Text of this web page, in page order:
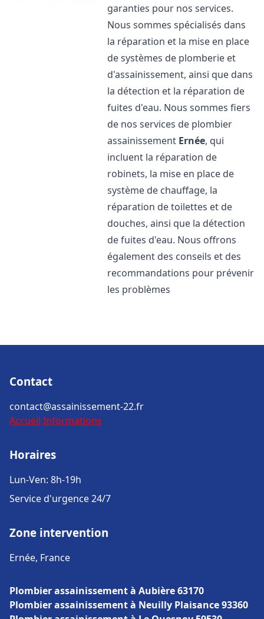
garanties pour nos services.
Nous sommes spécialisés dans
la réparation et la mise en place
de systèmes de plomberie et
d'assainissement, ainsi que dans
la détection et la réparation de
fuites d'eau. Nous sommes fiers
de nos services de plombier
assainissement Ernée, qui
incluent la réparation de
robinets, la mise en place de
système de chauffage, la
réparation de toilettes et de
douches, ainsi que la détection
de fuites d'eau. Nous offrons
également des conseils et des
recommandations pour prévenir
les problèmes
Contact
contact@assainissement-22.fr
Accueil Informations
Horaires
Lun-Ven: 8h-19h
Service d'urgence 24/7
Zone intervention
Ernée, France
Plombier assainissement à Aubière 63170
Plombier assainissement à Neuilly Plaisance 93360